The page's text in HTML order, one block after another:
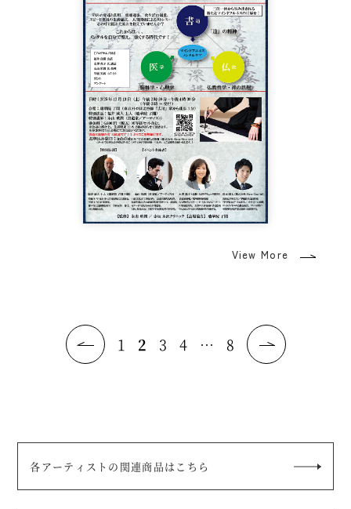
View More
1 2 3 4 … 8
各アーティストの関連商品はこちら